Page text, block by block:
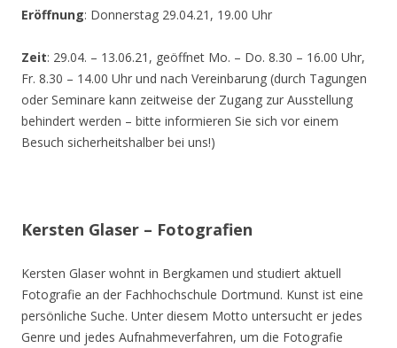
Eröffnung: Donnerstag 29.04.21, 19.00 Uhr
Zeit: 29.04. – 13.06.21, geöffnet Mo. – Do. 8.30 – 16.00 Uhr,
Fr. 8.30 – 14.00 Uhr und nach Vereinbarung (durch Tagungen
oder Seminare kann zeitweise der Zugang zur Ausstellung
behindert werden – bitte informieren Sie sich vor einem
Besuch sicherheitshalber bei uns!)
Kersten Glaser – Fotografien
Kersten Glaser wohnt in Bergkamen und studiert aktuell
Fotografie an der Fachhochschule Dortmund. Kunst ist eine
persönliche Suche. Unter diesem Motto untersucht er jedes
Genre und jedes Aufnahmeverfahren, um die Fotografie